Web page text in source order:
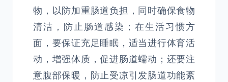
物，以防加重肠道负担，同时确保食物
清洁，防止肠道感染；在生活习惯方
面，要保证充足睡眠，适当进行体育活
动，增强体质，促进肠道蠕动；还要注
意腹部保暖，防止受凉引发肠道功能紊